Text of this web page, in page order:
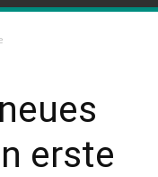
erste